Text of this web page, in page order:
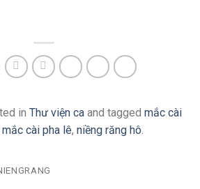
in Thư viện caand tagged mắc cài
mắc cài pha lê, niềng răng hô.